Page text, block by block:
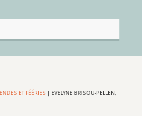
ET FÉÉRIES | EVELYNE BRISOU-PELLEN,